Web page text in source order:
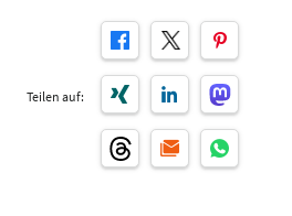
Teilen auf: